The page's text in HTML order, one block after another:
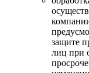
защите
лиц при